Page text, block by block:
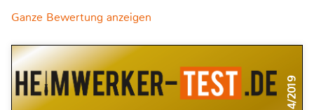
Ganze Bewertung anzeigen
4/2019